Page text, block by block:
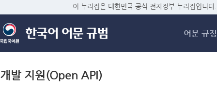
메
이 누리집은 대한민국 공식 전자정부 누리집입니다.
어문 규정
개발 지원(Open API)